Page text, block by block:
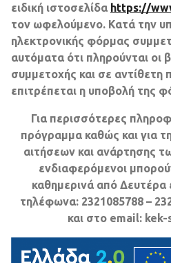
ειδική ιστοσελίδα https://
τον ωφελούμενο. Κατά την
ηλεκτρονικής φόρμας
αυτόματα ότι πληρούνται οι
συμμετοχής και σε αντίθετη
επιτρέπεται η υποβολή της
Για περισσότερες
πρόγραμμα καθώς και για
αιτήσεων και ανάρτησης
ενδιαφερόμενοι
καθημερινά από
τηλέφωνα: 2321085788 –
και στο email: